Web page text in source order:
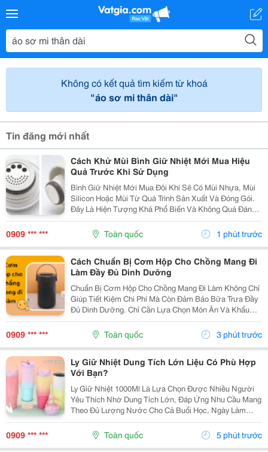
Không có kết quả tìm kiếm từ khoá
"áo sơ mi thân dài"
Tin đăng mới nhất
Cách Khử Mùi Bình Giữ Nhiệt Mới Mua Hiệu
Quả Trước Khi Sử Dụng
Bình Giữ Nhiệt Mới Mua Đôi Khi Sẽ Có Mùi Nhựa, Mùi
Silicon Hoặc Mùi Từ Quá Trình Sản Xuất Và Đóng Gói.
Đây Là Hiện Tượng Khá Phổ Biến Và Không Quá Đáng
Lo Ngại Nếu Được Vệ Sinh Đúng Cách. Hãy Cùng Tìm
Hiểu Cách Khử Mùi Bình Giữ Nhiệt Mới Mua Đơn...
0909 *** *** Toàn quốc 1 phút trước
Cách Chuẩn Bị Cơm Hộp Cho Chồng Mang Đi
Làm Đầy Đủ Dinh Dưỡng
Chuẩn Bị Cơm Hộp Cho Chồng Mang Đi Làm Không Chỉ
Giúp Tiết Kiệm Chi Phí Mà Còn Đảm Bảo Bữa Trưa Đầy
Đủ Dinh Dưỡng. Chỉ Cần Lựa Chọn Món Ăn Và Khẩu
Phần Phù Hợp, Bạn Có Thể Giúp Bữa Ăn Mỗi Ngày Trở
Nên Ngon Miệng Và Đa Dạng Hơn. 1. Cách Xây Dựng
Cơm...
0909 *** *** Toàn quốc 3 phút trước
Ly Giữ Nhiệt Dung Tích Lớn Liệu Có Phù Hợp
Với Bạn?
Ly Giữ Nhiệt 1000Ml Là Lựa Chọn Được Nhiều Người
Yêu Thích Nhờ Dung Tích Lớn, Đáp Ứng Nhu Cầu Mang
Theo Đủ Lượng Nước Cho Cả Buổi Học, Ngày Làm
Việc Hoặc Những Chuyến Đi Dài. Hãy Cùng Cozycup
Tìm Hiểu Ngay Trong Bài Viết Dưới Đây. 1. Vì Sao Ly
0909 *** *** Toàn quốc 5 phút trước